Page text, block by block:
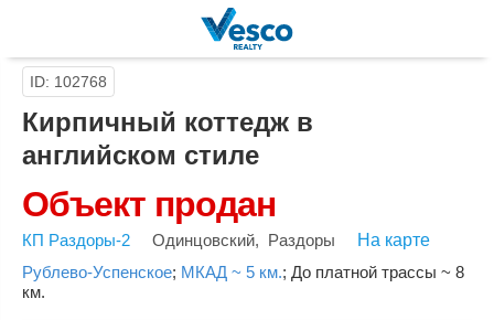
ID: 102768
Кирпичный коттедж в
английском стиле
Объект продан
КП Раздоры-2 Одинцовский, Раздоры
На карте
Рублево-Успенское; МКАД ~ 5 км.; До платной трассы ~ 8
км.